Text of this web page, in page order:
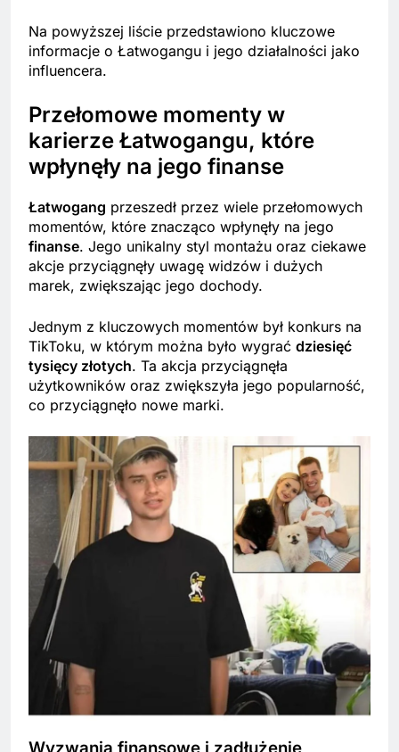
Na powyższej liście przedstawiono kluczowe
informacje o Łatwogangu i jego działalności jako
influencera.
Przełomowe momenty w
karierze Łatwogangu, które
wpłynęły na jego finanse
Łatwogang przeszedł przez wiele przełomowych
momentów, które znacząco wpłynęły na jego
finanse. Jego unikalny styl montażu oraz ciekawe
akcje przyciągnęły uwagę widzów i dużych
marek, zwiększając jego dochody.
Jednym z kluczowych momentów był konkurs na
TikToku, w którym można było wygrać dziesięć
tysięcy złotych. Ta akcja przyciągnęła
użytkowników oraz zwiększyła jego popularność,
co przyciągnęło nowe marki.